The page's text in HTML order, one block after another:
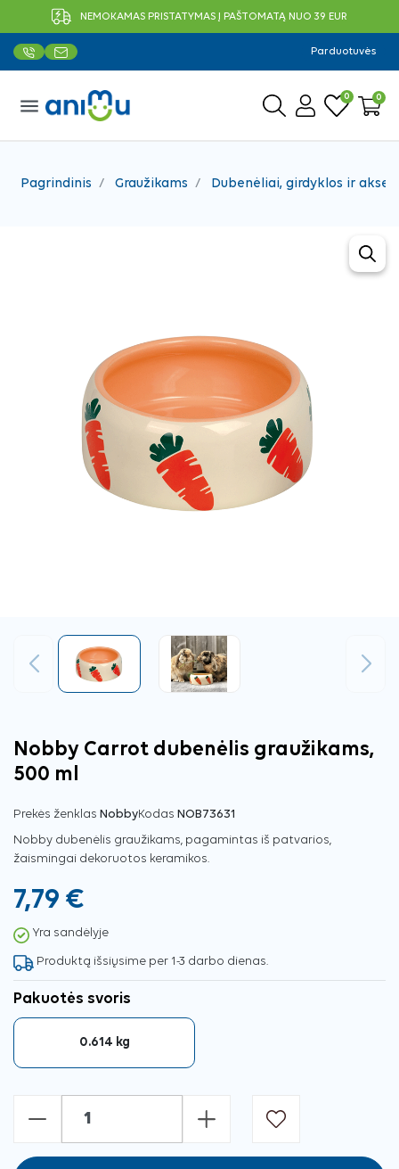
NEMOKAMAS PRISTATYMAS Į PAŠTOMATĄ NUO 39 EUR
Parduotuvės
menu 0 0
Pagrindinis Graužikams Dubenėliai, girdyklos ir
Ankstesnis Tęsti
Nobby Carrot dubenėlis graužikams,
500 ml
Prekės ženklas NobbyKodas NOB73631
Nobby dubenėlis graužikams, pagamintas iš patvarios,
žaismingai dekoruotos keramikos.
7,79 €
Yra sandėlyje
Produktą išsiųsime per 1-3 darbo dienas.
Pakuotės svoris
0.614 kg
- +